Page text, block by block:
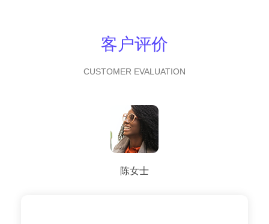
客户评价
CUSTOMER EVALUATION
陈女士